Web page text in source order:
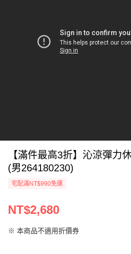
【滿件最高3折】沁涼彈力
(男264180230)
宅配滿NT$990免運
NT$2,680
※ 本商品不適用折價券